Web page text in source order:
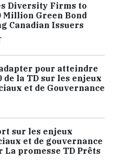
Diversity Firms to
Million Green Bond
Canadian Issuers
pour atteindre
de la TD sur les enjeux
et de Gouvernance
sur les enjeux
et de gouvernance
La promesse TD Prêts